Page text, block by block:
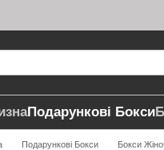
Подарункові Бокси
Подарункові Бокси Бокси